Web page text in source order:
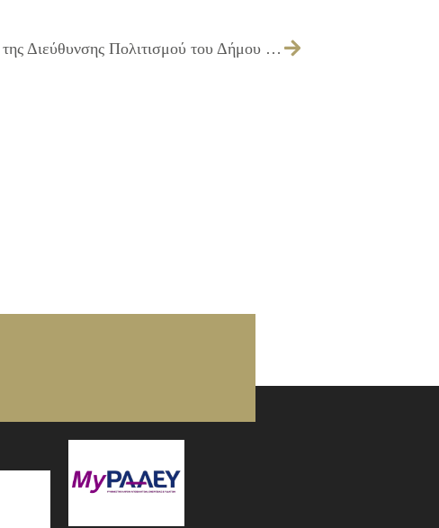
Χόρδισμα πιάνων για τις ανάγκες της Διεύθυνσης Πολιτισμού του Δήμου Ιλίου